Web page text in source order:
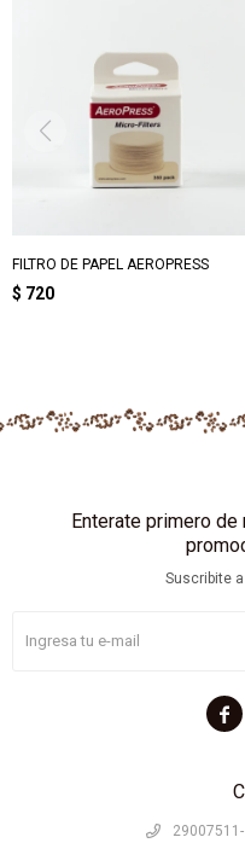
FILTRO DE PAPEL AEROPRESS
$ 720
Enterate primero
Suscribite
